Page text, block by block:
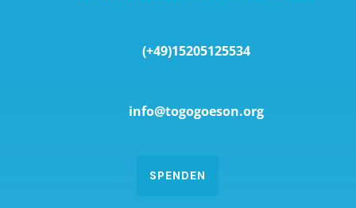
(+49)15205125534
info@togogoeson.org
SPENDEN